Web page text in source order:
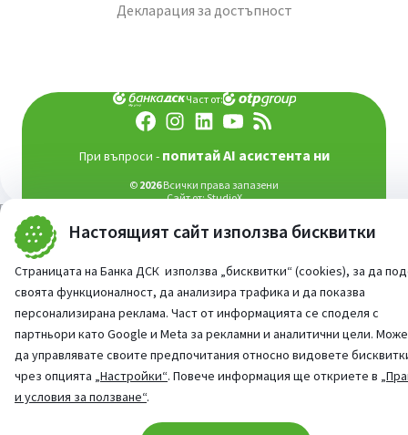
Настоящият сайт използва бисквитки
Страницата на Банка ДСК използва „бисквитки“ (cookies), за да
своята функционалност, да анализира трафика и да показва
персонализирана реклама. Част от информацията се споделя с
партньори като Google и Meta за рекламни и аналитични цели.
да управлявате своите предпочитания относно видовете
чрез опцията „Настройки“. Повече информация ще откриете в
и условия за ползване“.
Декларация за достъпност
Част от:
При въпроси - попитай AI асистента ни
© 2026Всички права запазени
Сайт от:StudioX